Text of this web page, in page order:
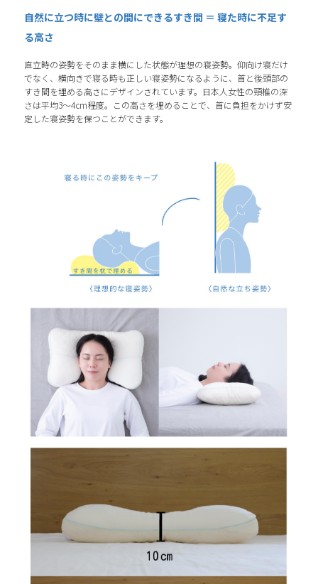
自然に立つ時に壁との間にできるすき間 ＝ 寝た時に不足す
る高さ
直立時の姿勢をそのまま横にした状態が理想の寝姿勢。仰向け寝だけ
でなく、横向きで寝る時も正しい寝姿勢になるように、首と後頭部の
すき間を埋める高さにデザインされています。日本人女性の頸椎の深
さは平均3〜4cm程度。この高さを埋めることで、首に負担をかけず安
定した寝姿勢を保つことができます。